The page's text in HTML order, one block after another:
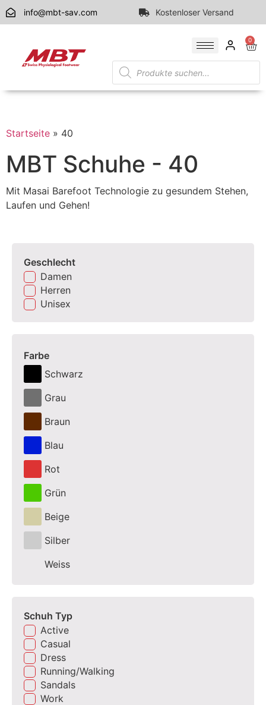
info@mbt-sav.com Kostenloser Versand
0
Startseite » 40
MBT Schuhe - 40
Mit Masai Barefoot Technologie zu gesundem Stehen,
Laufen und Gehen!
Geschlecht
Damen
Herren
Unisex
Farbe
Schwarz
Grau
Braun
Blau
Rot
Grün
Beige
Silber
Weiss
Schuh Typ
Active
Casual
Dress
Running/Walking
Sandals
Work